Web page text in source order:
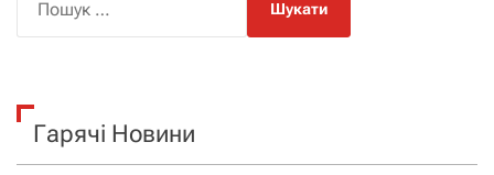
к
Гарячі Новини